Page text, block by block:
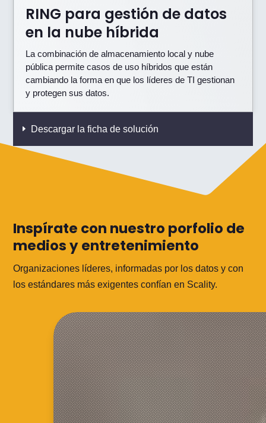
RING para gestión de datos
en la nube híbrida
La combinación de almacenamiento local y nube
pública permite casos de uso híbridos que están
cambiando la forma en que los líderes de TI gestionan
y protegen sus datos.
Descargar la ficha de solución
Inspírate con nuestro porfolio de
medios y entretenimiento
Organizaciones líderes, informadas por los datos y con
los estándares más exigentes confían en Scality.